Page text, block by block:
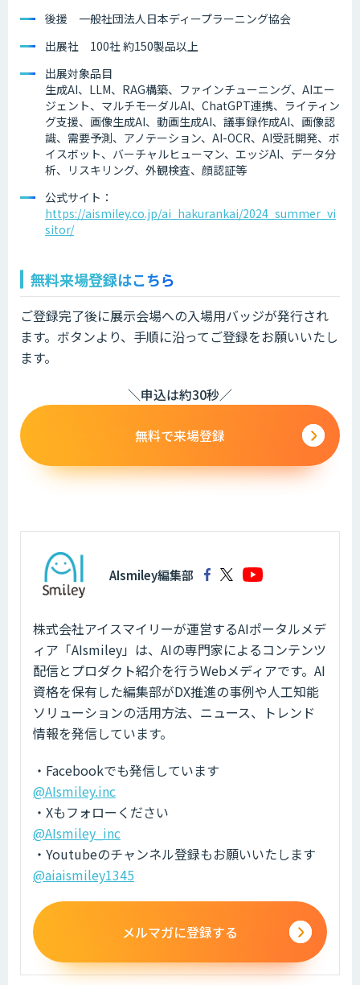
後援 一般社団法人日本ディープラーニング協会
出展社 100社 約150製品以上
出展対象品目
生成AI、LLM、RAG構築、ファインチューニング、AIエー
ジェント、マルチモーダルAI、ChatGPT連携、ライティン
グ支援、画像生成AI、動画生成AI、議事録作成AI、画像認
識、需要予測、アノテーション、AI-OCR、AI受託開発、ボ
イスボット、バーチャルヒューマン、エッジAI、データ分
析、リスキリング、外観検査、顔認証等
公式サイト：
https://aismiley.co.jp/ai_hakurankai/2024_summer_vi
sitor/
無料来場登録はこちら
ご登録完了後に展示会場への入場用バッジが発行され
ます。ボタンより、手順に沿ってご登録をお願いいたし
ます。
＼申込は約30秒／
無料で来場登録
AIsmiley編集部
株式会社アイスマイリーが運営するAIポータルメデ
ィア「AIsmiley」は、AIの専門家によるコンテンツ
配信とプロダクト紹介を行うWebメディアです。AI
資格を保有した編集部がDX推進の事例や人工知能
ソリューションの活用方法、ニュース、トレンド
情報を発信しています。
・Facebookでも発信しています
@AIsmiley.inc
・Xもフォローください
@AIsmiley_inc
・Youtubeのチャンネル登録もお願いいたします
@aiaismiley1345
メルマガに登録する